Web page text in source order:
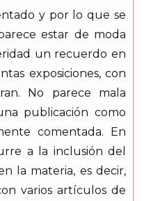
y por lo que se
estar de moda
un recuerdo en
exposiciones, con
No parece mala
publicación como
comentada. En
a la inclusión del
la materia, es decir,
varios artículos de